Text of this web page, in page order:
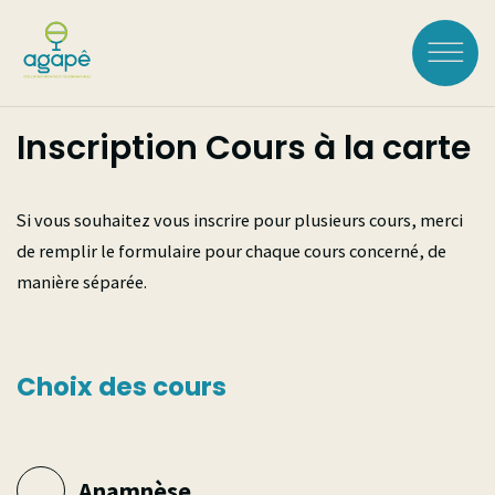
contenu
principal
Rechercher :
À Propos
Équipe
FORMATIONS
formations
COURS À LA CARTE
Inscription Cours à la carte
Si vous souhaitez vous inscrire pour plusieurs cours, merci
de remplir le formulaire pour chaque cours concerné, de
manière séparée.
Choix des cours